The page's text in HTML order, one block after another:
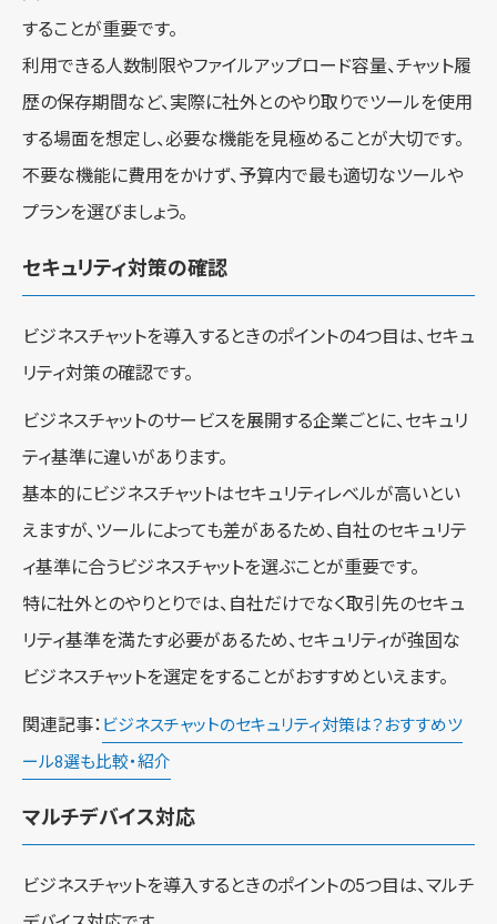
することが重要です。
利用できる人数制限やファイルアップロード容量、チャット履
歴の保存期間など、実際に社外とのやり取りでツールを使用
する場面を想定し、必要な機能を見極めることが大切です。
不要な機能に費用をかけず、予算内で最も適切なツールや
プランを選びましょう。
セキュリティ対策の確認
ビジネスチャットを導入するときのポイントの4つ目は、セキュ
リティ対策の確認です。
ビジネスチャットのサービスを展開する企業ごとに、セキュリ
ティ基準に違いがあります。
基本的にビジネスチャットはセキュリティレベルが高いとい
えますが、ツールによっても差があるため、自社のセキュリテ
ィ基準に合うビジネスチャットを選ぶことが重要です。
特に社外とのやりとりでは、自社だけでなく取引先のセキュ
リティ基準を満たす必要があるため、セキュリティが強固な
ビジネスチャットを選定をすることがおすすめといえます。
関連記事： ビジネスチャットのセキュリティ対策は？おすすめツ
ール8選も比較・紹介
マルチデバイス対応
ビジネスチャットを導入するときのポイントの5つ目は、マルチ